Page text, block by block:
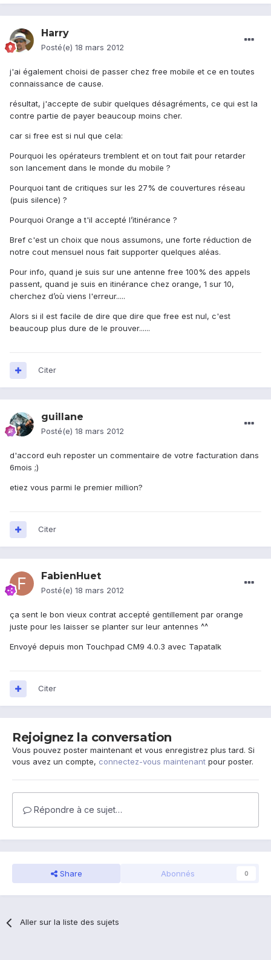
Harry
Posté(e) 18 mars 2012
j'ai également choisi de passer chez free mobile et ce en toutes
connaissance de cause.
résultat, j'accepte de subir quelques désagréments, ce qui est la
contre partie de payer beaucoup moins cher.
car si free est si nul que cela:
Pourquoi les opérateurs tremblent et on tout fait pour retarder
son lancement dans le monde du mobile ?
Pourquoi tant de critiques sur les 27% de couvertures réseau
(puis silence) ?
Pourquoi Orange a t'il accepté l’itinérance ?
Bref c'est un choix que nous assumons, une forte réduction de
notre cout mensuel nous fait supporter quelques aléas.
Pour info, quand je suis sur une antenne free 100% des appels
passent, quand je suis en itinérance chez orange, 1 sur 10,
cherchez d’où viens l'erreur.....
Alors si il est facile de dire que dire que free est nul, c'est
beaucoup plus dure de le prouver......
Citer
guillane
Posté(e) 18 mars 2012
d'accord euh reposter un commentaire de votre facturation dans
6mois ;)
etiez vous parmi le premier million?
Citer
FabienHuet
Posté(e) 18 mars 2012
ça sent le bon vieux contrat accepté gentillement par orange
juste pour les laisser se planter sur leur antennes ^^
Envoyé depuis mon Touchpad CM9 4.0.3 avec Tapatalk
Citer
Rejoignez la conversation
Vous pouvez poster maintenant et vous enregistrez plus tard. Si
vous avez un compte, connectez-vous maintenant pour poster.
Répondre à ce sujet…
Share Abonnés 0
Aller sur la liste des sujets